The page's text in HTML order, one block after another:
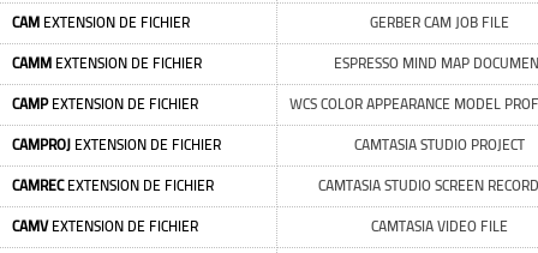
CAM EXTENSION DE FICHIER GERBER CAM JOB FILE
CAMM EXTENSION DE FICHIER ESPRESSO MIND MAP
CAMPEXTENSION DE FICHIER WCS COLOR APPEARANCE MODEL
CAMPROJ EXTENSION DE FICHIER CAMTASIA STUDIO PROJECT
CAMRECEXTENSION DE FICHIER CAMTASIA STUDIO SCREEN
CAMVEXTENSION DE FICHIER CAMTASIA VIDEO FILE